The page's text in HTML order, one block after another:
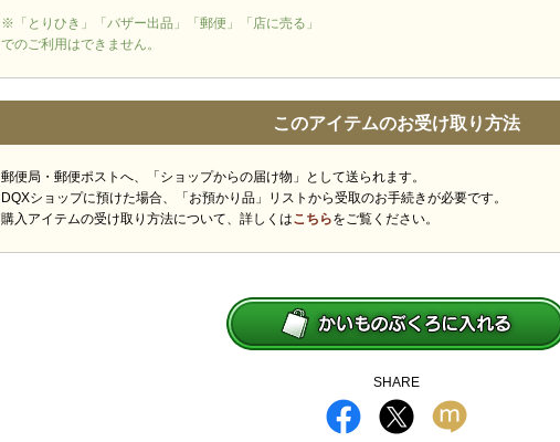
※「とりひき」「バザー出品」「郵便」「店に売る」
でのご利用はできません。
このアイテムのお受け取り方法
郵便局・郵便ポストへ、「ショップからの届け物」として送られます。
DQXショップに預けた場合、「お預かり品」リストから受取のお手続きが必要です。
購入アイテムの受け取り方法について、詳しくはこちらをご覧ください。
SHARE